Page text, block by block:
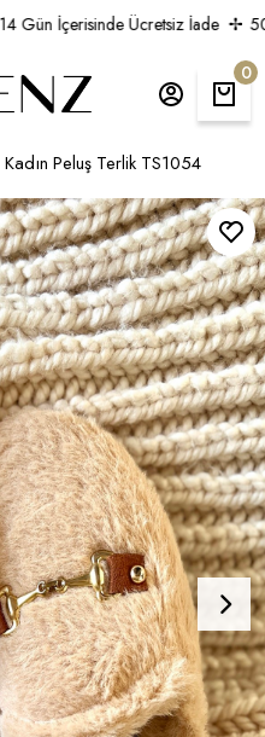
Gün İçerisinde Ücretsiz İade
0
Kadın Peluş Terlik TS1054